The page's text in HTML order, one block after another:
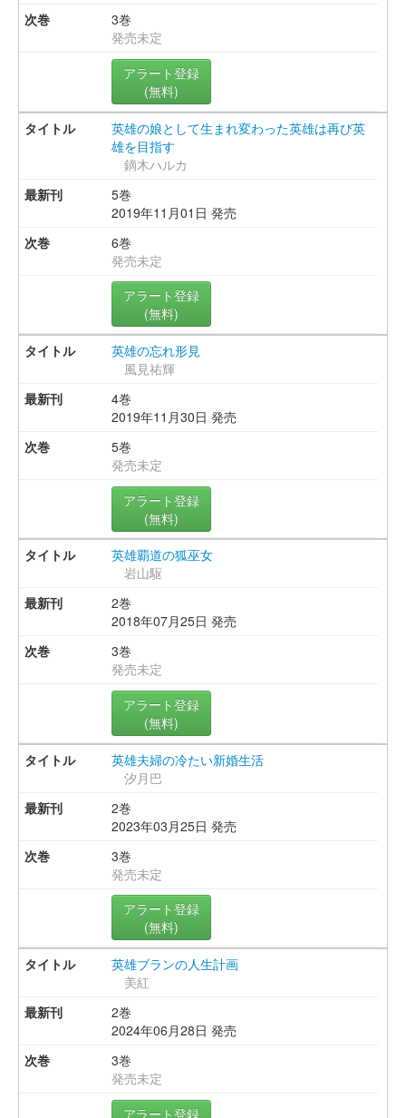
3巻
発売未定
アラート登録
(無料)
英雄の娘として生まれ変わった英雄は再び英
雄を目指す
鏑木ハルカ
5巻
2019年11月01日 発売
6巻
発売未定
アラート登録
(無料)
英雄の忘れ形見
風見祐輝
4巻
2019年11月30日 発売
5巻
発売未定
アラート登録
(無料)
英雄覇道の狐巫女
岩山駆
2巻
2018年07月25日 発売
3巻
発売未定
アラート登録
(無料)
英雄夫婦の冷たい新婚生活
汐月巴
2巻
2023年03月25日 発売
3巻
発売未定
アラート登録
(無料)
英雄ブランの人生計画
美紅
2巻
2024年06月28日 発売
3巻
発売未定
アラート登録